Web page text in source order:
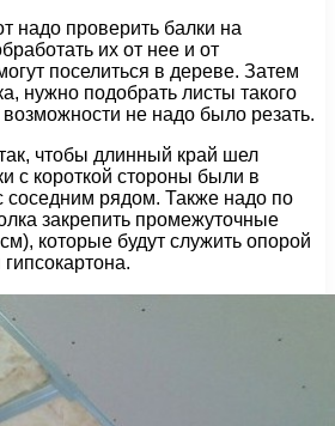
надо проверить балки на
их от нее и от
поселиться в дереве. Затем
нужно подобрать листы такого
не надо было резать.
чтобы длинный край шел
с короткой стороны были в
соседним рядом. Также надо по
закрепить промежуточные
которые будут служить опорой